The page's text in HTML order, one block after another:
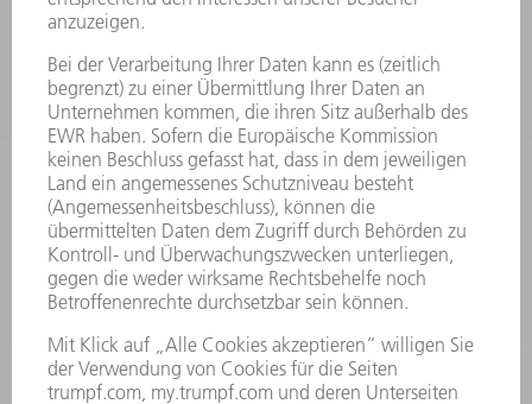
MASCHINEN & SYSTEME
LEISTUNGSELEKTRONIK
ELEKTROWERKZEUGE
SMART FACTORY
SOFTWARE
SERVICES
ANWENDUNGEN
BRANCHEN
UNTERNEHMEN
KARRIERE
STELLENANGEBOTE
UNTERNEHMENSPROFIL
GESCHÄFTSBERICHT
UNTERNEHMENSGRUNDSÄTZE
COMPLIANCE